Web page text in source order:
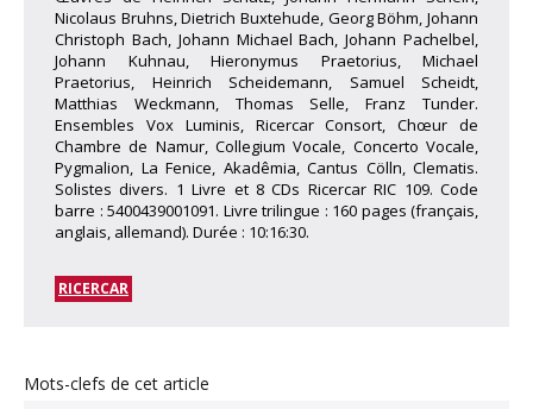
Nicolaus Bruhns, Dietrich Buxtehude, Georg Böhm, Johann
Christoph Bach, Johann Michael Bach, Johann Pachelbel,
Johann Kuhnau, Hieronymus Praetorius, Michael
Praetorius, Heinrich Scheidemann, Samuel Scheidt,
Matthias Weckmann, Thomas Selle, Franz Tunder.
Ensembles Vox Luminis, Ricercar Consort, Chœur de
Chambre de Namur, Collegium Vocale, Concerto Vocale,
Pygmalion, La Fenice, Akadêmia, Cantus Cölln, Clematis.
Solistes divers. 1 Livre et 8 CDs Ricercar RIC 109. Code
barre : 5400439001091. Livre trilingue : 160 pages (français,
anglais, allemand). Durée : 10:16:30.
RICERCAR
Mots-clefs de cet article